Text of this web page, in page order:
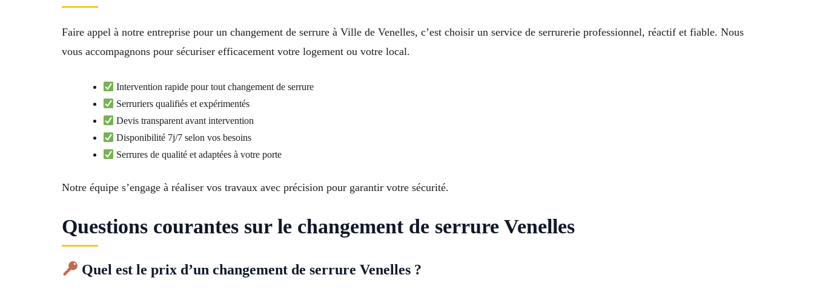
Faire appel à notre entreprise pour un changement de serrure à Ville de Venelles, c’est choisir un service de serrurerie professionnel, réactif et fiable. Nous
vous accompagnons pour sécuriser efficacement votre logement ou votre local.
Intervention rapide pour tout changement de serrure
Serruriers qualifiés et expérimentés
Devis transparent avant intervention
Disponibilité 7j/7 selon vos besoins
Serrures de qualité et adaptées à votre porte
Notre équipe s’engage à réaliser vos travaux avec précision pour garantir votre sécurité.
Questions courantes sur le changement de serrure Venelles
Quel est le prix d’un changement de serrure Venelles ?